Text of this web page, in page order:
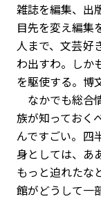
雑誌を編集、出
目先を変え編集
人まで、文芸好
わ出すわ。しか
を駆使する。博
なかでも総合
族が知っておく
んですごい。四
身としては、あ
もっと迫れたな
館がどうして一